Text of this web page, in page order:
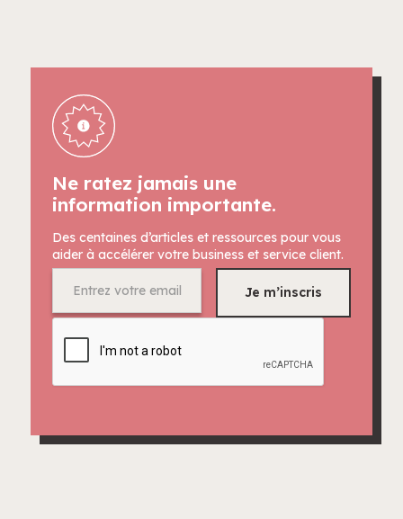
Ne ratez jamais une
information importante.
Des centaines d’articles et ressources pour vous
aider à accélérer votre business et service client.